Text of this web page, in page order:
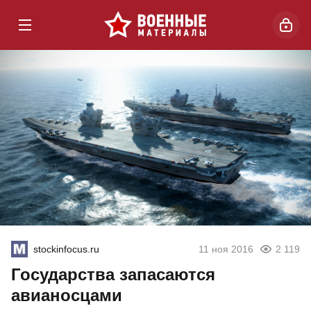
stockinfocus.ru 11 ноя 2016 2 119
Государства запасаются
авианосцами